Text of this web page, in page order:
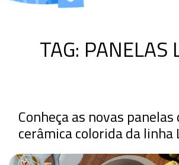
TAG: PANELAS
Conheça as novas panelas
cerâmica colorida da linha